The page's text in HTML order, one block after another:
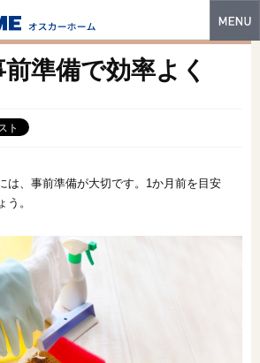
性能・技術
商品ラインナップ
建築実例
フォトギャラリー
販売中の物件
スマートセレクト
準備で効率よく
は、事前準備が大切です。1か月前を目安
う。